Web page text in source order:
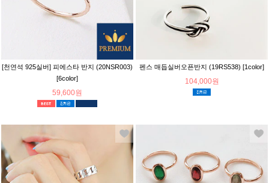
[천연석 925실버] 피에스타 반지 (20NSR003)
[6color]
59,600원
펜스 매듭실버오픈반지 (19RS538) [1color]
104,000원